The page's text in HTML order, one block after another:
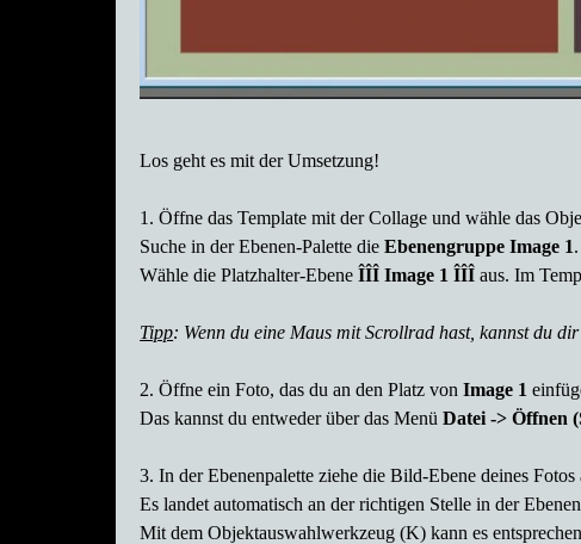
Los geht es mit der Umsetzung!
1. Öffne das Template mit der Collage und wähle das
Suche in der Ebenen-Palette dieEbenengruppe Image 1
Wähle die Platzhalter-EbeneÎÎÎ Image 1 ÎÎÎ aus. Im
Tipp: Wenn du eine Maus mit Scrollrad hast, kannst du
2. Öffne ein Foto, das du an den Platz von Image 1
Das kannst du entweder über das Menü Datei -> Öffnen
3.In der Ebenenpalette ziehe die Bild-Ebene deines
Es landet automatisch an der richtigen Stelle in der
Mit dem Objektauswahlwerkzeug (K) kann es